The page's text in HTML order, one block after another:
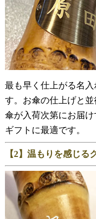
最も早く仕上がる名
す。お傘の仕上げと
傘が入荷次第にお届
ギフトに最適です。
【2】温もりを感じる